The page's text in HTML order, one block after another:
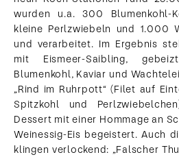
wurden u.a. 300 Blumenkohl-
kleine Perlzwiebeln und 1.000
und verarbeitet. Im Ergebnis
mit Eismeer-Saibling,
Blumenkohl, Kaviar und
„Rind im Ruhrpott“ (Filet auf
Spitzkohl und
Dessert mit einer Hommage an
Weinessig-Eis begeistert. Auch
klingen verlockend: „Falscher